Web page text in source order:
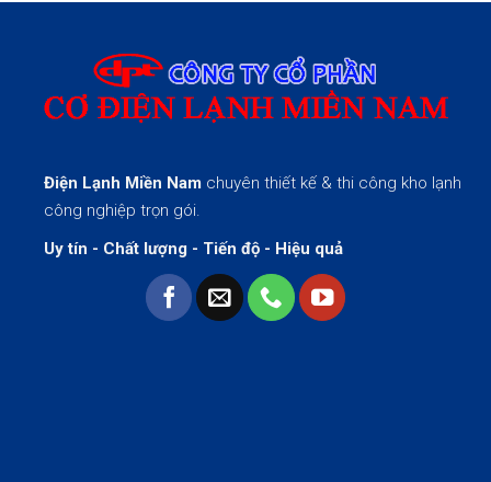
Điện Lạnh Miền Namchuyên thiết kế & thi công kho lạnh
công nghiệp trọn gói.
Uy tín - Chất lượng - Tiến độ - Hiệu quả